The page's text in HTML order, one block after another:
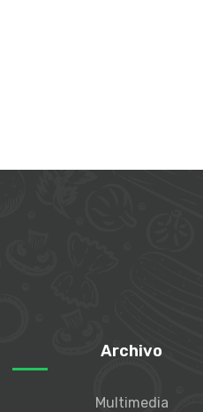
Archivo
Multimedia